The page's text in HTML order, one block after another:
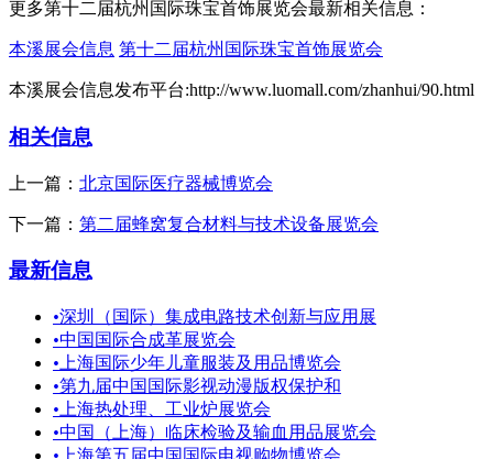
更多第十二届杭州国际珠宝首饰展览会最新相关信息：
本溪展会信息 第十二届杭州国际珠宝首饰展览会
本溪展会信息发布平台:http://www.luomall.com/zhanhui/90.html
相关信息
上一篇： 北京国际医疗器械博览会
下一篇： 第二届蜂窝复合材料与技术设备展览会
最新信息
•深圳（国际）集成电路技术创新与应用展
•中国国际合成革展览会
• 上海国际少年儿童服装及用品博览会
•第九届中国国际影视动漫版权保护和
• 上海热处理、工业炉展览会
•中国（上海）临床检验及输血用品展览会
• 上海第五届中国国际电视购物博览会